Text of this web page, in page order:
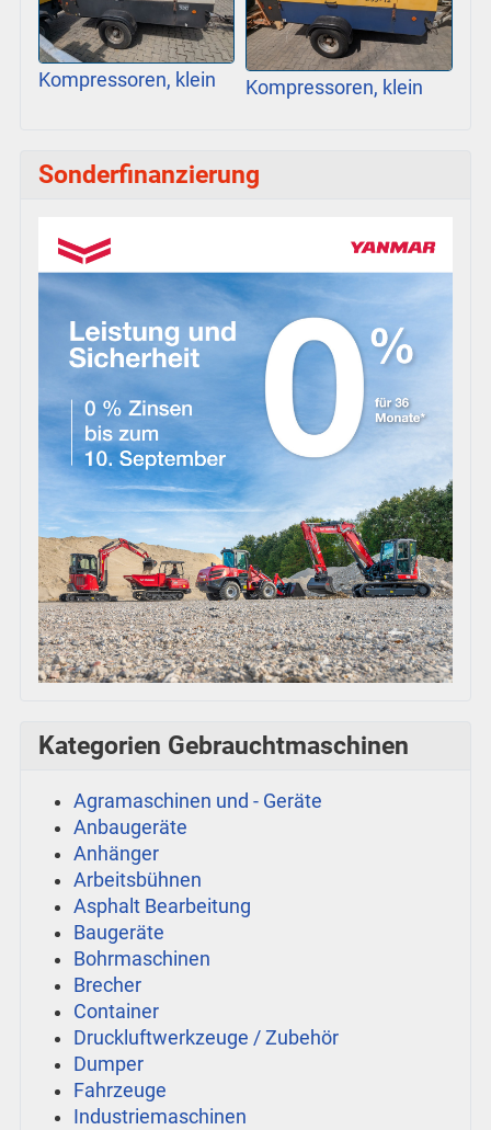
Kompressoren, klein Kompressoren, klein
Sonderfinanzierung
Kategorien Gebrauchtmaschinen
Agramaschinen und - Geräte
Anbaugeräte
Anhänger
Arbeitsbühnen
Asphalt Bearbeitung
Baugeräte
Bohrmaschinen
Brecher
Container
Druckluftwerkzeuge / Zubehör
Dumper
Fahrzeuge
Industriemaschinen